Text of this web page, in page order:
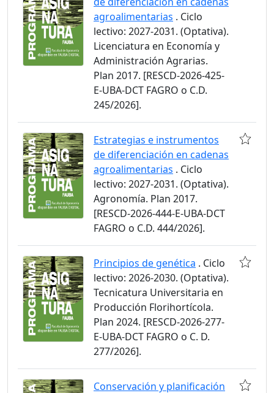
agroalimentarias . Ciclo
lectivo: 2027-2031. (Optativa).
Licenciatura en Economía y
Administración Agrarias.
Plan 2017. [RESCD-2026-425-
E-UBA-DCT FAGRO o C.D.
245/2026].
Estrategias e instrumentos
de diferenciación en cadenas
agroalimentarias . Ciclo
lectivo: 2027-2031. (Optativa).
Agronomía. Plan 2017.
[RESCD-2026-444-E-UBA-DCT
FAGRO o C.D. 444/2026].
Principios de genética . Ciclo
lectivo: 2026-2030. (Optativa).
Tecnicatura Universitaria en
Producción Florihortícola.
Plan 2024. [RESCD-2026-277-
E-UBA-DCT FAGRO o C. D.
277/2026].
Conservación y planificación